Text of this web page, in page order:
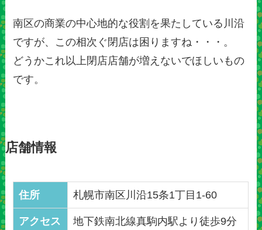
南区の商業の中心地的な役割を果たしている川沿
ですが、この相次ぐ閉店は困りますね・・・。
どうかこれ以上閉店店舗が増えないでほしいもの
です。
店舗情報
住所 札幌市南区川沿15条1丁目1-60
アクセス 地下鉄南北線真駒内駅より徒歩9分